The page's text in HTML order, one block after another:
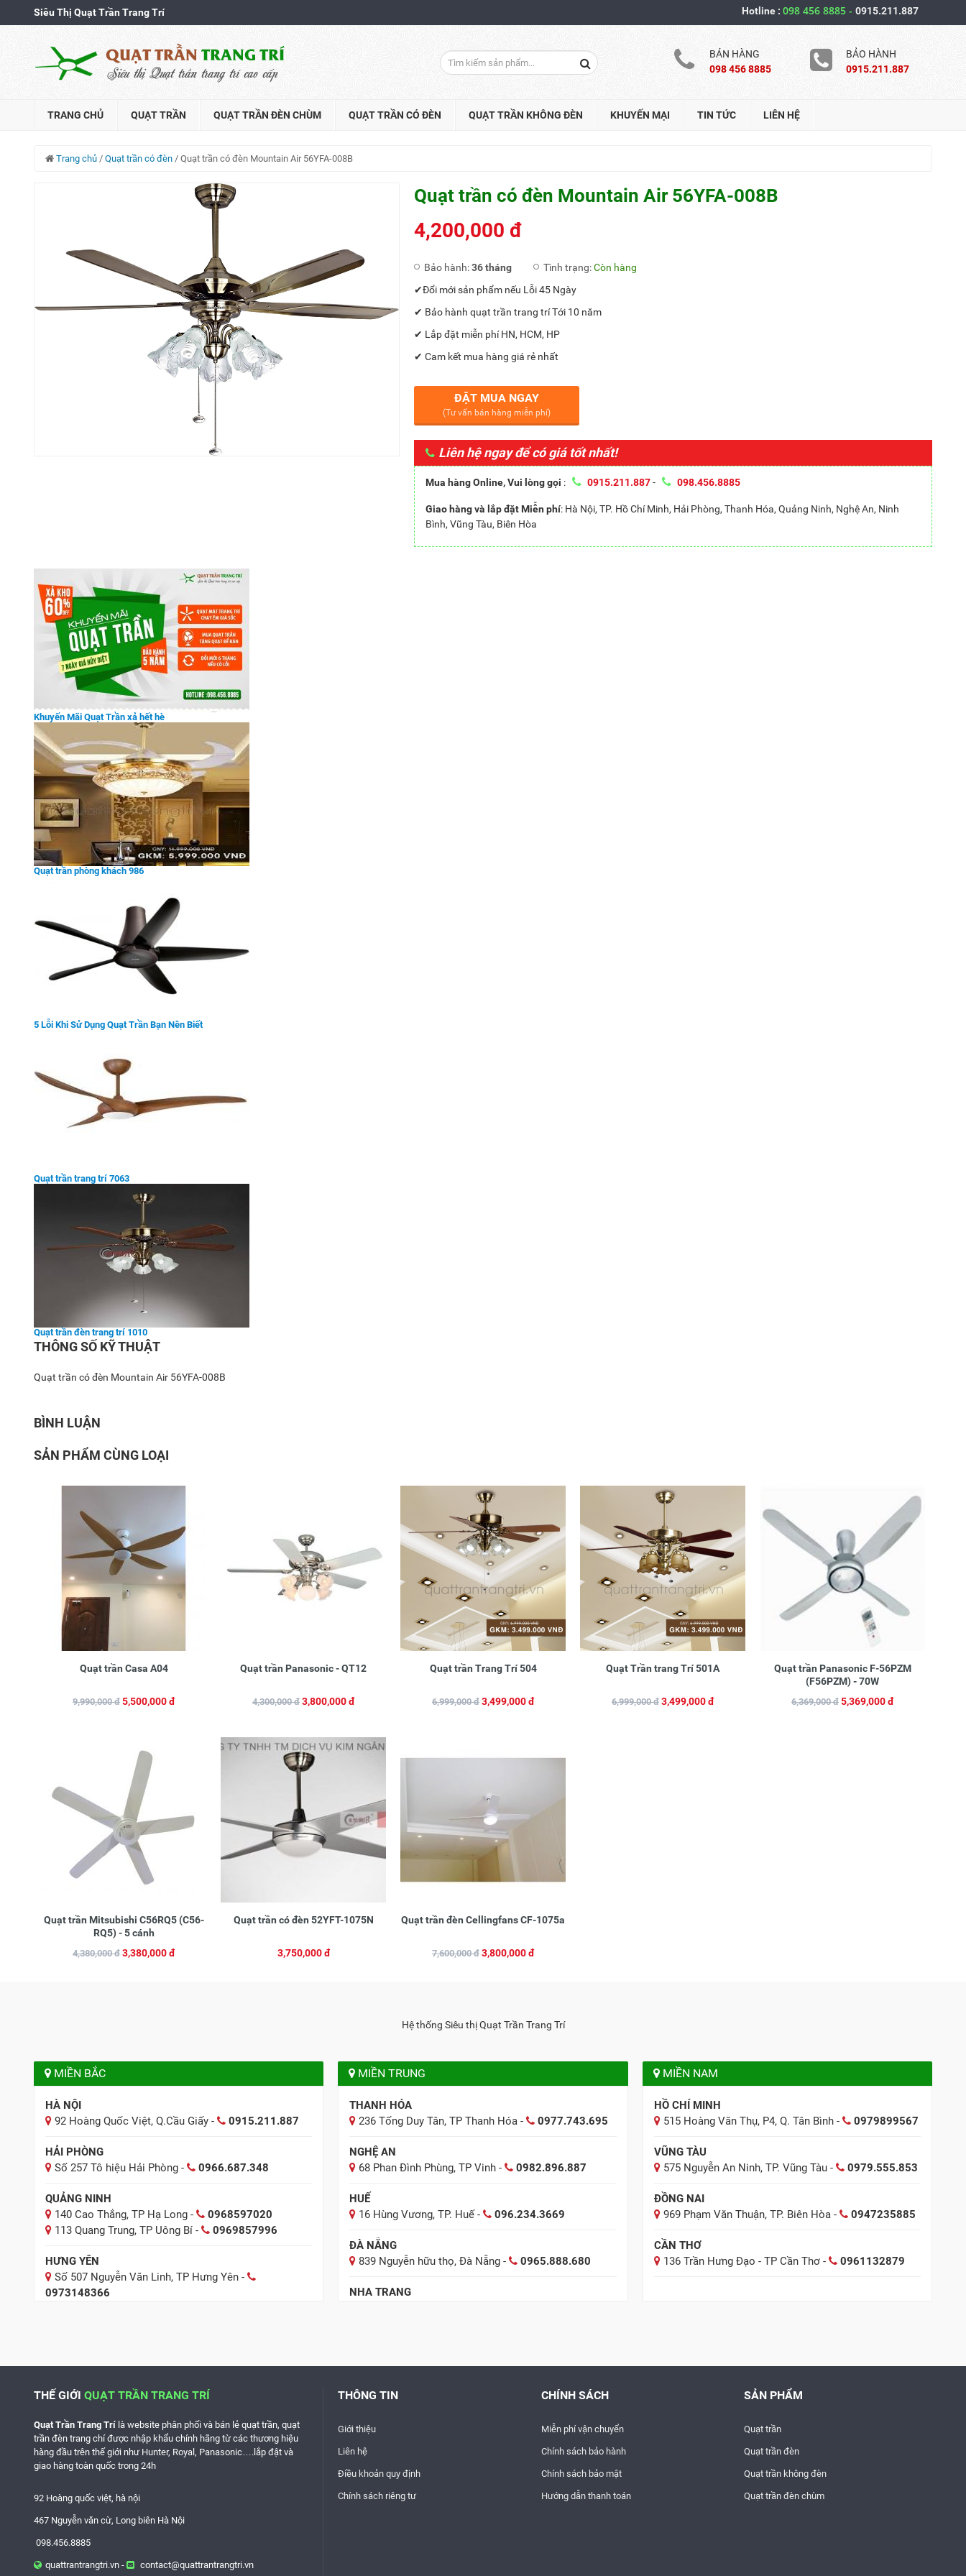
Siêu Thị Quạt Trần Trang Trí Hotline : 098 456 8885 - 0915.211.887
BÁN HÀNG
098 456 8885
BẢO HÀNH
0915.211.887
TRANG CHỦ QUẠT TRẦN QUẠT TRẦN ĐÈN CHÙM QUẠT TRẦN CÓ ĐÈN QUẠT TRẦN KHÔNG ĐÈN KHUYẾN MẠI TIN TỨC LIÊN HỆ
Trang chủ / Quạt trần có đèn / Quạt trần có đèn Mountain Air 56YFA-008B
Quạt trần có đèn Mountain Air 56YFA-008B
4,200,000 đ
Bảo hành:36 tháng Tình trạng:Còn hàng
✔Đổi mới sản phẩm nếu Lỗi 45 Ngày
✔ Bảo hành quạt trần trang trí Tới 10 năm
✔ Lắp đặt miễn phí HN, HCM, HP
✔ Cam kết mua hàng giá rẻ nhất
ĐẶT MUA NGAY
(Tư vấn bán hàng miễn phí)
Liên hệ ngay để có giá tốt nhất!
Mua hàng Online, Vui lòng gọi : 0915.211.887- 098.456.8885
Giao hàng và lắp đặt Miễn phí: Hà Nội, TP. Hồ Chí Minh, Hải Phòng, Thanh Hóa, Quảng Ninh, Nghệ An, Ninh
Bình, Vũng Tàu, Biên Hòa
Khuyến Mãi Quạt Trần xả hết hè
Quạt trần phòng khách 986
5 Lỗi Khi Sử Dụng Quạt Trần Bạn Nên Biết
Quạt trần trang trí 7063
Quạt trần đèn trang trí 1010
THÔNG SỐ KỸ THUẬT
Quạt trần có đèn Mountain Air 56YFA-008B
BÌNH LUẬN
SẢN PHẨM CÙNG LOẠI
Quạt trần Casa A04
9,990,000 đ 5,500,000 đ
Quạt trần Panasonic - QT12
4,300,000 đ 3,800,000 đ
Quạt trần Trang Trí 504
6,999,000 đ 3,499,000 đ
Quạt Trần trang Trí 501A
6,999,000 đ 3,499,000 đ
Quạt trần Panasonic F-56PZM
(F56PZM) - 70W
6,369,000 đ 5,369,000 đ
Quạt trần Mitsubishi C56RQ5 (C56-
RQ5) - 5 cánh
4,380,000 đ 3,380,000 đ
Quạt trần có đèn 52YFT-1075N
3,750,000 đ
Quạt trần đèn Cellingfans CF-1075a
7,600,000 đ 3,800,000 đ
Hệ thống Siêu thị Quạt Trần Trang Trí
MIỀN BẮC
HÀ NỘI
92 Hoàng Quốc Việt, Q.Cầu Giấy -
0915.211.887
HẢI PHÒNG
Số 257 Tô hiệu Hải Phòng -
0966.687.348
QUẢNG NINH
140 Cao Thắng, TP Hạ Long -
0968597020
113 Quang Trung, TP Uông Bí -
0969857996
HƯNG YÊN
Số 507 Nguyễn Văn Linh, TP Hưng Yên -
0973148366
NAM ĐỊNH
377 Trường chinh, TP Nam Định -
HÀ NAM
95 Lê Công Thanh, TP Phủ Lý -
0979 795 483
THÁI BÌNH
73 Hùng Vương, TP Bắc Giang -
151 Lương Văn Thăng, TP Ninh Bình -
MIỀN TRUNG
THANH HÓA
236 Tống Duy Tân, TP Thanh Hóa -
0977.743.695
NGHỆ AN
68 Phan Đình Phùng, TP Vinh -
0982.896.887
HUẾ
16 Hùng Vương, TP. Huế -
096.234.3669
ĐÀ NẴNG
839 Nguyễn hữu thọ, Đà Nẵng -
0965.888.680
NHA TRANG
MIỀN NAM
HỒ CHÍ MINH
515 Hoàng Văn Thụ, P4, Q. Tân Bình -
0979899567
VŨNG TÀU
575 Nguyễn An Ninh, TP. Vũng Tàu -
0979.555.853
ĐỒNG NAI
969 Phạm Văn Thuận, TP. Biên Hòa -
0947235885
CẦN THƠ
136 Trần Hưng Đạo - TP Cần Thơ -
0961132879
THẾ GIỚI QUẠT TRẦN TRANG TRÍ
Quạt Trần Trang Trí là website phân phối và bán lẻ quạt trần, quạt
trần đèn trang chí được nhập khẩu chính hãng từ các thương hiệu
hàng đầu trên thế giới như Hunter, Royal, Panasonic….lắp đật và
giao hàng toàn quốc trong 24h
92 Hoàng quốc việt, hà nội
467 Nguyễn văn cừ, Long biên Hà Nội
098.456.8885
quattrantrangtri.vn - contact@quattrantrangtri.vn
THÔNG TIN
Giới thiệu
Liên hệ
Điều khoản quy định
Chính sách riêng tư
CHÍNH SÁCH
Miễn phí vận chuyển
Chính sách bảo hành
Chính sách bảo mật
Hướng dẫn thanh toán
SẢN PHẨM
Quạt trần
Quạt trần đèn
Quạt trần không đèn
Quạt trần đèn chùm